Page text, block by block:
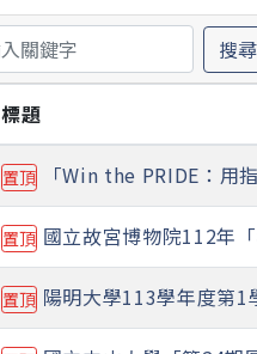
搜尋
標題
置頂 「Win the PRIDE：用
置頂 國立故宮博物院112年
置頂 陽明大學113學年度第1